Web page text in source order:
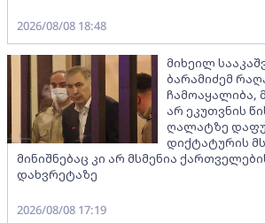
2026/08/08 18:48
მიხეილ
ბარამიძემ
ჩამოაყალიბა,
არ ეკუთვნის
ღალატზე
დიქტატურის
მინიშნებაც კი არ მსმენია
დახვრეტაზე
2026/08/08 17:19